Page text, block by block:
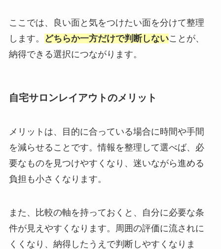
ここでは、良い面と気をつけたい面を分けて整理
します。
どちらか一方だけで判断しないことが、
納得できる選択につながります。
自宅サロンレイアウトのメリット
メリットは、目的に合っている場合に時間や手間
を減らせることです。情報を整理して選べば、必
要なものを見つけやすくなり、迷いながら進める
負担も小さくなります。
また、比較の軸を持っておくと、自分に必要な条
件が見えやすくなります。周囲の評価に流されに
くくなり、納得したうえで判断しやすくなりま